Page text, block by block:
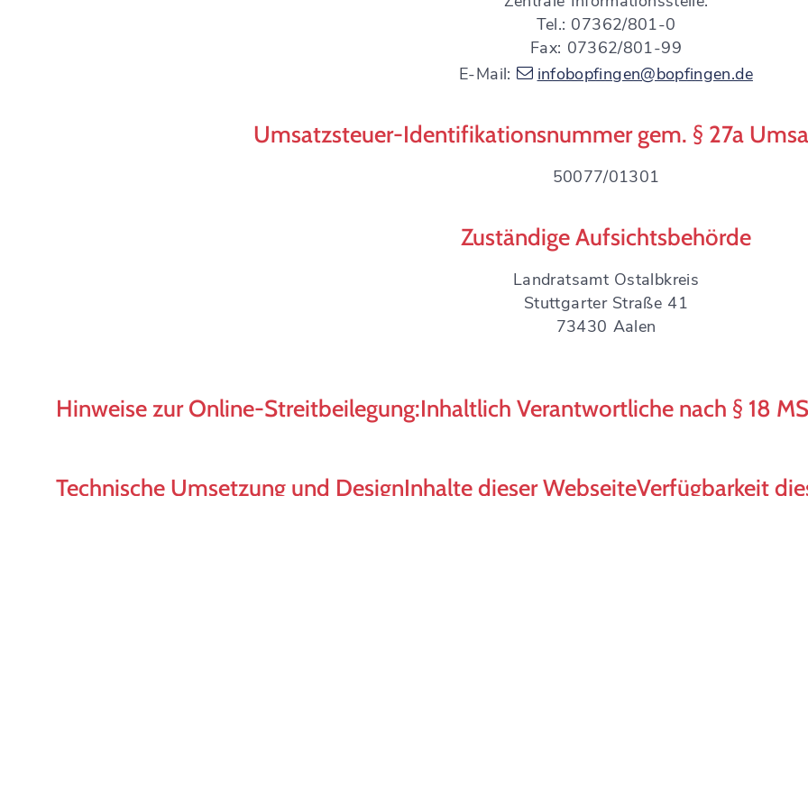
Tel.: 07362/801-0
Fax: 07362/801-99
E-Mail:
infobopfingen@bopfingen.de
Umsatzsteuer-Identifikationsnummer gem. § 27a
50077/01301
Zuständige Aufsichtsbehörde
Landratsamt Ostalbkreis
Stuttgarter Straße 41
73430 Aalen
Hinweise zur Online-Streitbeilegung:Inhaltlich Verantwortliche nach § 18
Technische Umsetzung und DesignInhalte dieser WebseiteVerfügbarkeit